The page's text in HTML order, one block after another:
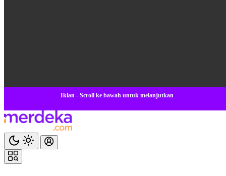
Iklan - Scroll ke bawah untuk melanjutkan